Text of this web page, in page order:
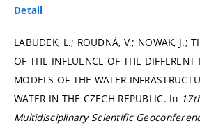
Detail
LABUDEK, L.; ROUDNÁ, V.; NOWAK, J.;
OF THE INFLUENCE OF THE DIFFERENT
MODELS OF THE WATER
WATER IN THE CZECH REPUBLIC. In
Multidisciplinary Scientific